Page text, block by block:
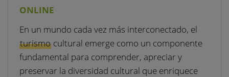
ONLINE
En un mundo cada vez más interconectado, el
turismocultural emerge como un componente
fundamental para comprender, apreciar y
preservar la diversidad cultural que enriquece